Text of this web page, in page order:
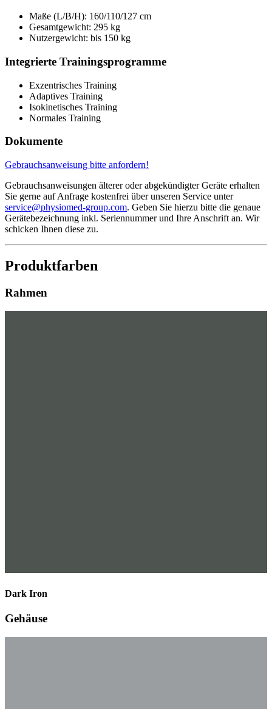
Maße (L/B/H): 160/110/127 cm
Gesamtgewicht: 295 kg
Nutzergewicht: bis 150 kg
Integrierte Trainingsprogramme
Exzentrisches Training
Adaptives Training
Isokinetisches Training
Normales Training
Dokumente
Gebrauchsanweisung bitte anfordern!
Gebrauchsanweisungen älterer oder abgekündigter Geräte erhalten
Sie gerne auf Anfrage kostenfrei über unseren Service unter
service@physiomed-group.com. Geben Sie hierzu bitte die genaue
Gerätebezeichnung inkl. Seriennummer und Ihre Anschrift an. Wir
schicken Ihnen diese zu.
Produktfarben
Rahmen
Dark Iron
Gehäuse